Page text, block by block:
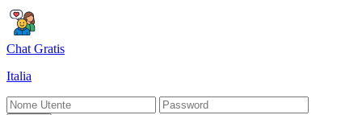
Chat Gratis
Italia